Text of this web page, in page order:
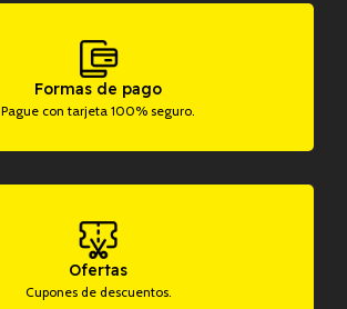
Formas de pago
Pague con tarjeta 100% seguro.
Ofertas
Cupones de descuentos.